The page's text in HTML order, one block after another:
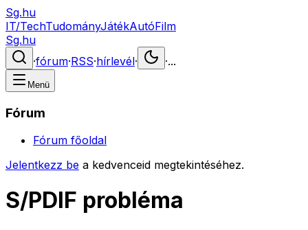
Sg.hu
IT/TechTudományJátékAutóFilm
Sg.hu
·fórum·RSS·hírlevél· ·...
Menü
Fórum
Fórum főoldal
Jelentkezz be a kedvenceid megtekintéséhez.
S/PDIF probléma